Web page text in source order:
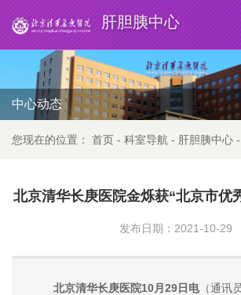
肝胆胰中心
中心动态
您现在的位置： 首页 - 科室导航 - 肝胆胰中心 -
北京清华长庚医院金烁获“北京市优
发布日期：2021-10-29
北京清华长庚医院10月29日电（通讯